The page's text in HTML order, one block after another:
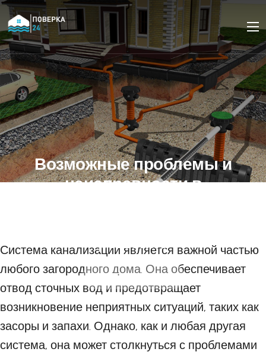
Возможные проблемы и
неисправности в
решение
16 ОКТЯБРЯ 2023
Система канализации является важной частью
любого загородного дома. Она обеспечивает
отвод сточных вод и предотвращает
возникновение неприятных ситуаций, таких как
засоры и запахи. Однако, как и любая другая
система, она может столкнуться с проблемами